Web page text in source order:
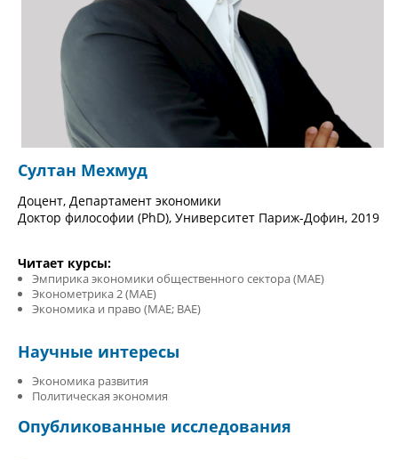
Султан Мехмуд
Доцент, Департамент экономики
Доктор философии (PhD), Университет Париж-Дофин, 2019
Читает курсы:
Эмпирика экономики общественного сектора (MAE)
Эконометрика 2 (MAE)
Экономика и право (MAE; BAE)
Научные интересы
Экономика развития
Политическая экономия
Опубликованные исследования